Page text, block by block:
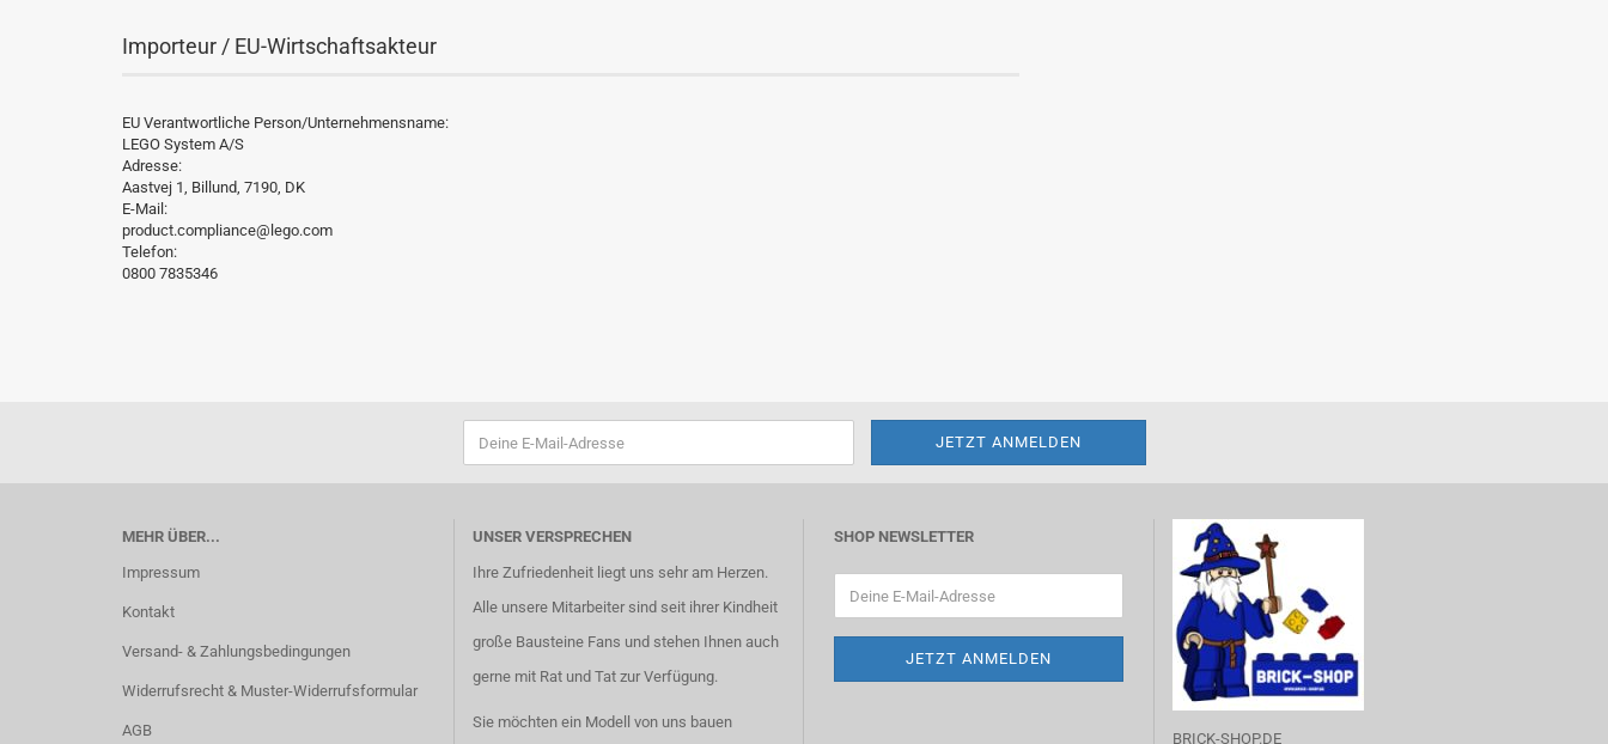
Importeur / EU-Wirtschaftsakteur
EU Verantwortliche Person/Unternehmensname:
LEGO System A/S
Adresse:
Aastvej 1, Billund, 7190, DK
E-Mail:
product.compliance@lego.com
Telefon:
0800 7835346
MEHR ÜBER...
Impressum
Kontakt
Versand- & Zahlungsbedingungen
Widerrufsrecht & Muster-Widerrufsformular
AGB
UNSER VERSPRECHEN
Ihre Zufriedenheit liegt uns sehr am Herzen.
Alle unsere Mitarbeiter sind seit ihrer Kindheit
große Bausteine Fans und stehen Ihnen auch
gerne mit Rat und Tat zur Verfügung.
Sie möchten ein Modell von uns bauen
SHOP NEWSLETTER
BRICK-SHOP.DE